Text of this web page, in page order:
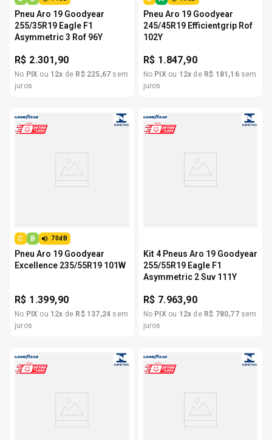
Pneu Aro 19 Goodyear
255/35R19 Eagle F1
Asymmetric 3 Rof 96Y
R$ 2.301,90
No PIX ou 12x de R$ 225,67 sem
juros
Pneu Aro 19 Goodyear
245/45R19 Efficientgrip Rof
102Y
R$ 1.847,90
No PIX ou 12x de R$ 181 ,16sem
juros
C B 70dB
Pneu Aro 19 Goodyear
Excellence 235/55R19 101W
R$ 1.399,90
No PIX ou 12x de R$ 137,24 sem
juros
Kit 4 Pneus Aro 19 Goodyear
255/55R19 Eagle F1
Asymmetric 2 Suv 111Y
R$ 7.963,90
No PIX ou 12x de R$ 780,77sem
juros